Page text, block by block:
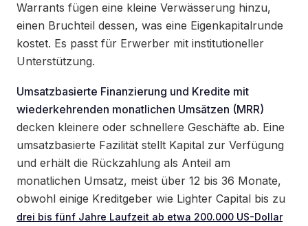
Warrants fügen eine kleine Verwässerung hinzu,
einen Bruchteil dessen, was eine Eigenkapitalrunde
kostet. Es passt für Erwerber mit institutioneller
Unterstützung.
Umsatzbasierte Finanzierung und Kredite mit
wiederkehrenden monatlichen Umsätzen (MRR)
decken kleinere oder schnellere Geschäfte ab. Eine
umsatzbasierte Fazilität stellt Kapital zur Verfügung
und erhält die Rückzahlung als Anteil am
monatlichen Umsatz, meist über 12 bis 36 Monate,
obwohl einige Kreditgeber wie Lighter Capital bis zu
drei bis fünf Jahre Laufzeit ab etwa 200.000 US-Dollar